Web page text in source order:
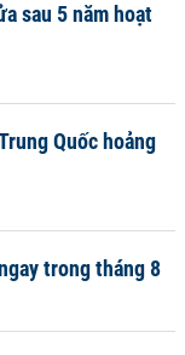
sau 5 năm hoạt
Quốc hoảng
trong tháng 8